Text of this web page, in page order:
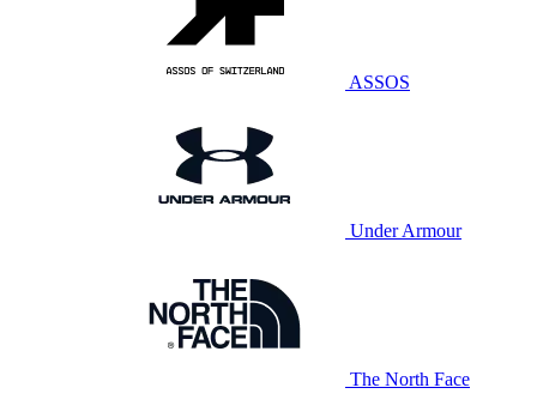
ASSOS
Under Armour
The North Face